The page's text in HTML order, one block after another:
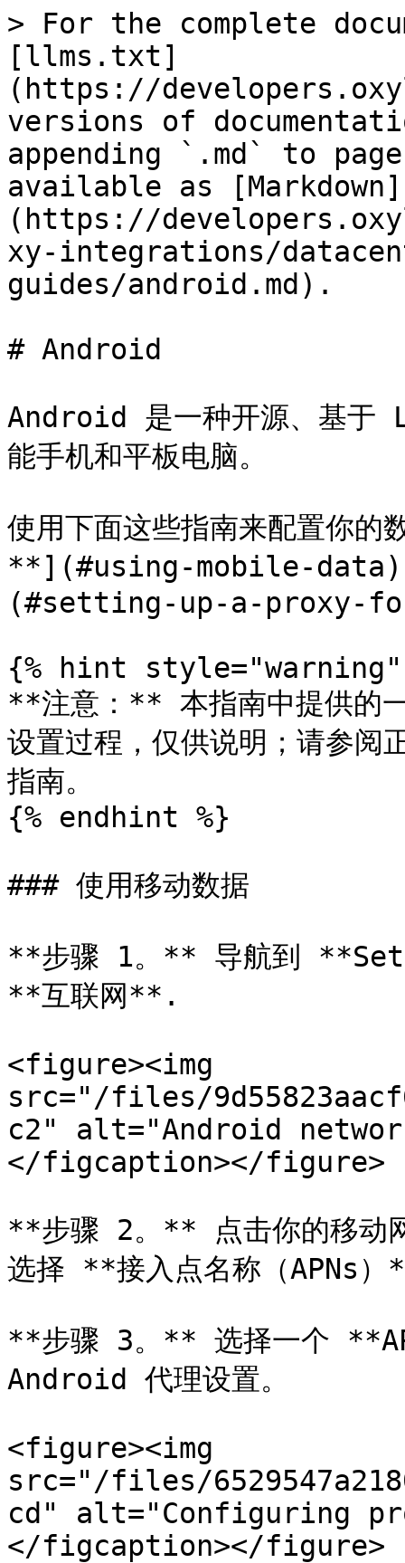
> For the complete
[llms.txt]
(https://
versions of
appending `.md` to
available as [Markdown]
(https://
xy-integrations/
guides/android.md).
# Android
Android 是一种开源、基于
能手机和平板电脑。
使用下面这些指南来配置你
**](#using-mobile-
(#setting-up-a-proxy-
{% hint style="warning"
**注意：** 本指南中提供的
设置过程，仅供说明；请参
指南。
{% endhint %}
### 使用移动数据
**步骤 1。** 导航到
**互联网**.
<figure><img
src="/files/
c2" alt="Android
</figcaption></figure>
**步骤 2。** 点击你的移动
选择 **接入点名称（APNs
**步骤 3。** 选择一个
Android 代理设置。
<figure><img
src="/files/
cd" alt="Configuring
</figcaption></figure>